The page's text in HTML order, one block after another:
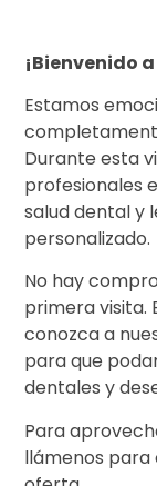
¡Bienvenido
Estamos
Durante esta
profesionales
salud dental y
personalizado.
No hay
primera visita.
conozca a
para que
dentales y
Para
llámenos